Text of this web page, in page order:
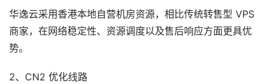
华逸云采用香港本地自营机房资源，相比传统转售型 VPS
商家，在网络稳定性、资源调度以及售后响应方面更具优
势。
2、CN2 优化线路